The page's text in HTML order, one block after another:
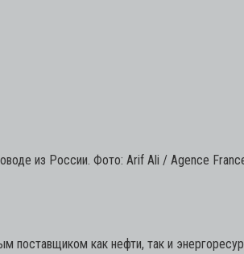
из России. Фото: Arif Ali / Agence
поставщиком как нефти, так и